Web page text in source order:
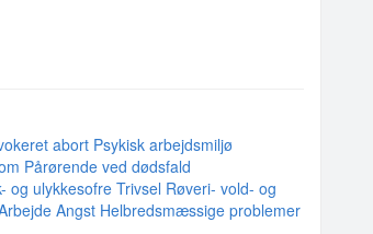
abort Psykisk arbejdsmiljø
Pårørende ved dødsfald
og ulykkesofre Trivsel Røveri- vold- og
Angst Helbredsmæssige problemer